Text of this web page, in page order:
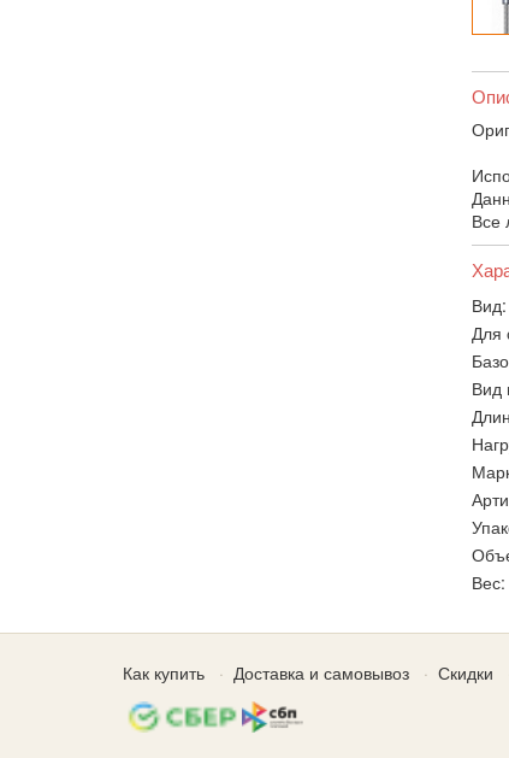
Все
Вид:
Для
Вид
Вес:
Как купить Доставка и самовывоз Скидки